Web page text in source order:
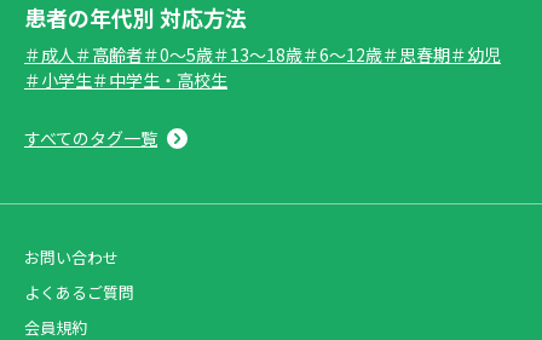
患者の年代別 対応方法
＃成人＃高齢者＃0～5歳＃13～18歳＃6～12歳＃思春期＃幼児
＃小学生＃中学生・高校生
すべてのタグ一覧
お問い合わせ
よくあるご質問
会員規約